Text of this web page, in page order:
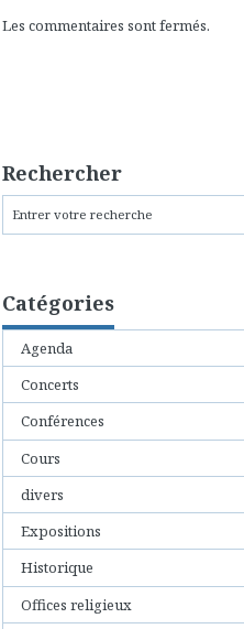
Les commentaires sont fermés.
Rechercher
Catégories
Agenda
Concerts
Conférences
Cours
divers
Expositions
Historique
Offices religieux